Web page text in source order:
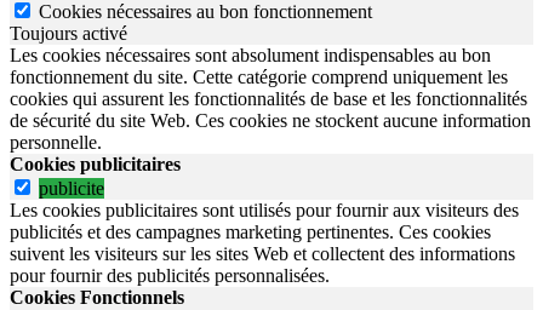
Cookies nécessaires au bon fonctionnement
Toujours activé
Les cookies nécessaires sont absolument indispensables au bon
fonctionnement du site. Cette catégorie comprend uniquement les
cookies qui assurent les fonctionnalités de base et les fonctionnalités
de sécurité du site Web. Ces cookies ne stockent aucune information
personnelle.
Cookies publicitaires
publicite
Les cookies publicitaires sont utilisés pour fournir aux visiteurs des
publicités et des campagnes marketing pertinentes. Ces cookies
suivent les visiteurs sur les sites Web et collectent des informations
pour fournir des publicités personnalisées.
Cookies Fonctionnels